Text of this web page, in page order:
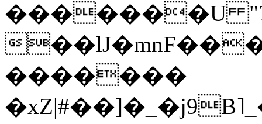
�������U
�������